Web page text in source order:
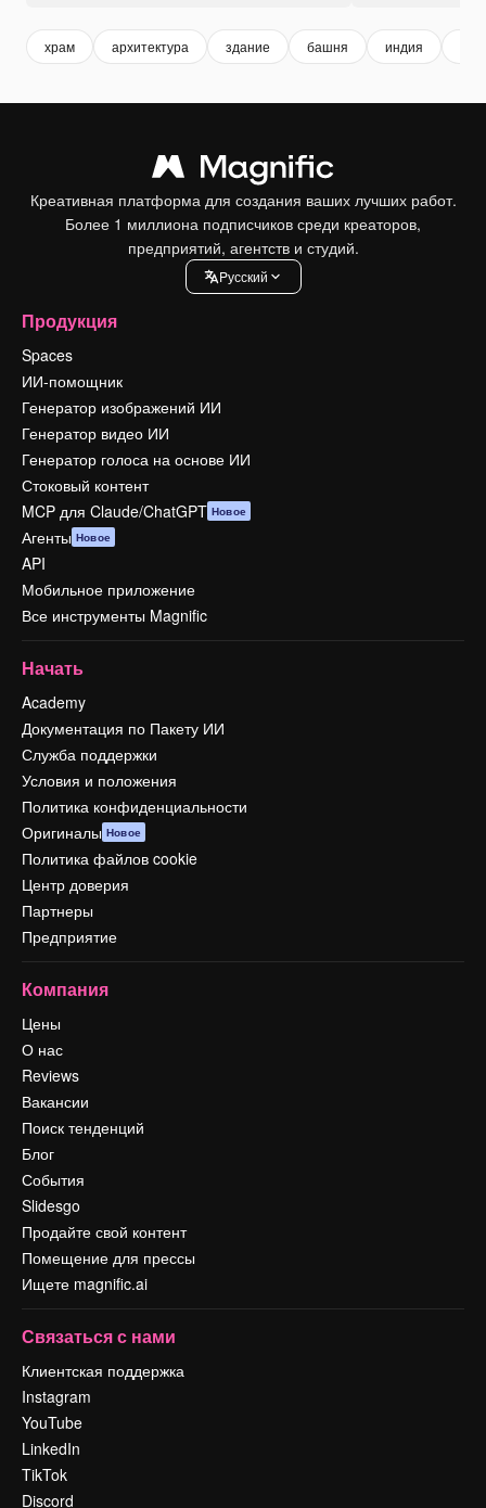
храм архитектура здание башня индия
Креативная платформа для создания ваших лучших работ.
Более 1 миллиона подписчиков среди креаторов,
предприятий, агентств и студий.
Pусский
Продукция
Spaces
ИИ-помощник
Генератор изображений ИИ
Генератор видео ИИ
Генератор голоса на основе ИИ
Стоковый контент
MCP для Claude/ChatGPT Новое
Агенты Новое
API
Мобильное приложение
Все инструменты Magnific
Начать
Academy
Документация по Пакету ИИ
Служба поддержки
Условия и положения
Политика конфиденциальности
Оригиналы Новое
Политика файлов cookie
Центр доверия
Партнеры
Предприятие
Компания
Цены
О нас
Reviews
Вакансии
Поиск тенденций
Блог
События
Slidesgo
Продайте свой контент
Помещение для прессы
Ищете magnific.ai
Связаться с нами
Клиентская поддержка
Instagram
YouTube
LinkedIn
TikTok
Discord